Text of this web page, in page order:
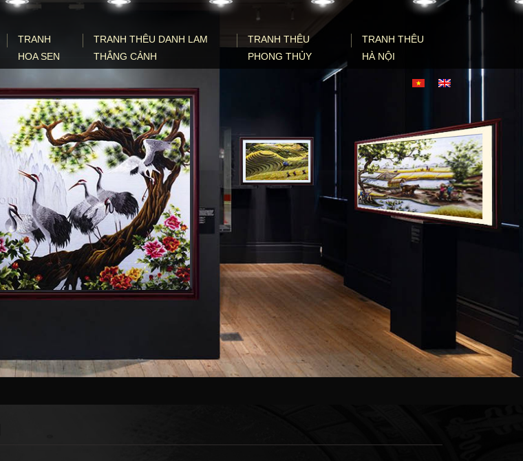
TRANH
HOA SEN
TRANH THÊU DANH LAM
THẮNG CẢNH
TRANH THÊU
PHONG THỦY
TRANH THÊU
HÀ NỘI